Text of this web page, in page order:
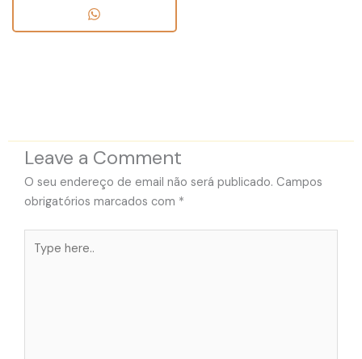
Leave a Comment
O seu endereço de email não será publicado. Campos
obrigatórios marcados com *
here..